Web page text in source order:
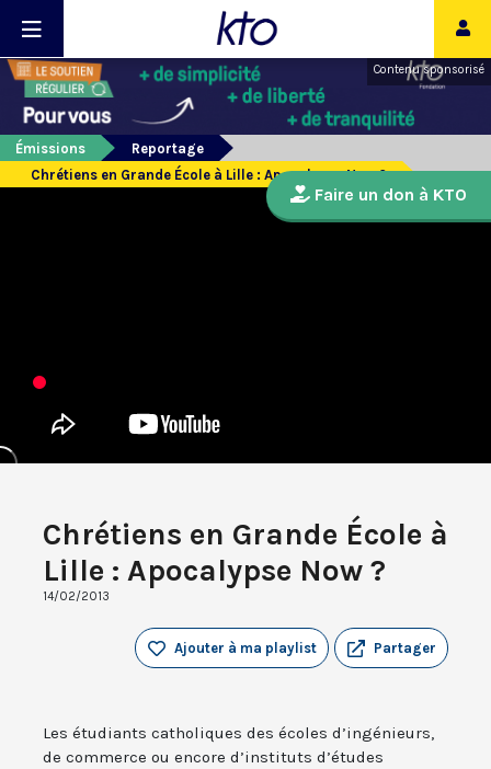
Contenu sponsorisé
Émissions
Reportage
Chrétiens en Grande École à Lille : Apocalypse Now ?
Chrétiens en Grande École à
Lille : Apocalypse Now ?
14/02/2013
Partager
Ajouter à ma playlist
Les étudiants catholiques des écoles d’ingénieurs,
de commerce ou encore d’instituts d’études
Faire un don à KTO